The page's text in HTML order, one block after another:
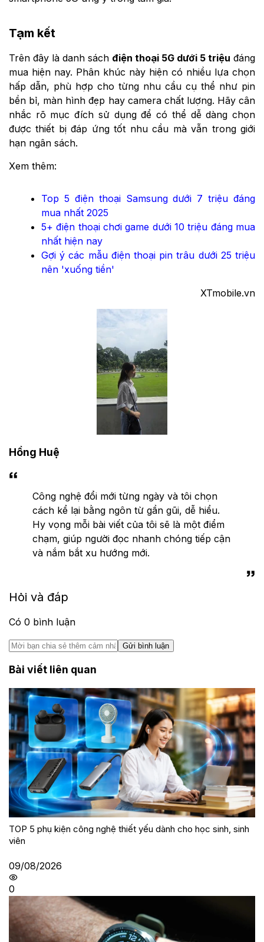
Tạm kết
Trên đây là danh sách điện thoại 5G dưới 5 triệu đáng
mua hiện nay. Phân khúc này hiện có nhiều lựa chọn
hấp dẫn, phù hợp cho từng nhu cầu cụ thể như pin
bền bỉ, màn hình đẹp hay camera chất lượng. Hãy cân
nhắc rõ mục đích sử dụng để có thể dễ dàng chọn
được thiết bị đáp ứng tốt nhu cầu mà vẫn trong giới
hạn ngân sách.
Xem thêm:
Top 5 điện thoại Samsung dưới 7 triệu đáng
mua nhất 2025
5+ điện thoại chơi game dưới 10 triệu đáng mua
nhất hiện nay
Gợi ý các mẫu điện thoại pin trâu dưới 25 triệu
nên 'xuống tiền'
XTmobile.vn
Hồng Huệ
Công nghệ đổi mới từng ngày và tôi chọn
cách kể lại bằng ngôn từ gần gũi, dễ hiểu.
Hy vọng mỗi bài viết của tôi sẽ là một điểm
chạm, giúp người đọc nhanh chóng tiếp cận
và nắm bắt xu hướng mới.
Hỏi và đáp
Có 0 bình luận
Gửi bình luận
Bài viết liên quan
TOP 5 phụ kiện công nghệ thiết yếu dành cho học sinh, sinh
viên
09/08/2026
0